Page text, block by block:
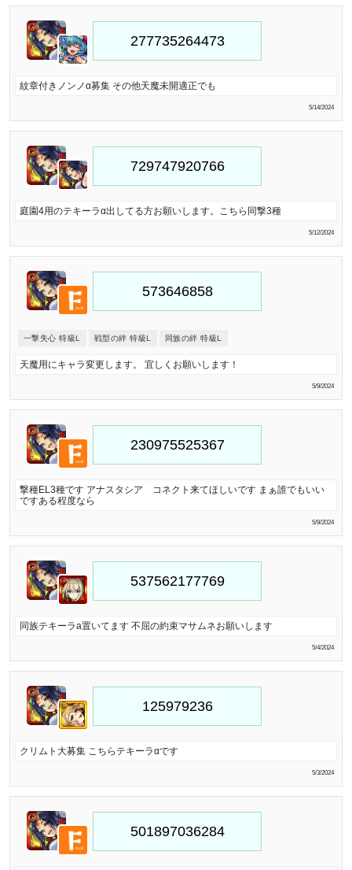
紋章付きノンノα募集 その他天魔未開適正でも
5/14/2024
庭園4用のテキーラα出してる方お願いします。こちら同撃3種
5/12/2024
一撃失心 特級L 戦型の絆 特級L 同族の絆 特級L
天魔用にキャラ変更します。 宜しくお願いします！
5/9/2024
撃種EL3種です アナスタシア コネクト来てほしいです まぁ誰でもいい
ですある程度なら
5/9/2024
同族テキーラa置いてます 不屈の約束マサムネお願いします
5/4/2024
クリムト大募集 こちらテキーラαです
5/3/2024